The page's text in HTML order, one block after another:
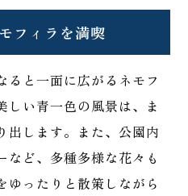
フィラを満喫
ると一面に広がるネモフ
しい青一色の風景は、ま
出します。また、公園内
など、多種多様な花々も
ゆったりと散策しながら